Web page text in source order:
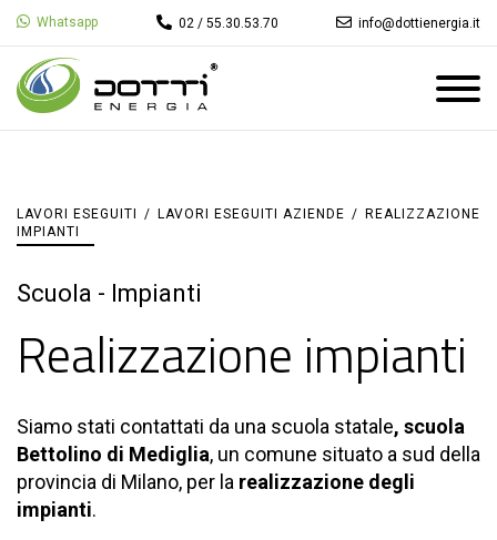
Whatsapp 02 / 55.30.53.70 info@dottienergia.it
LAVORI ESEGUITI / LAVORI ESEGUITI AZIENDE /
REALIZZAZIONE
IMPIANTI
Scuola - Impianti
Realizzazione impianti
Siamo stati contattati da una scuola statale, scuola
Bettolino di Mediglia, un comune situato a sud della
provincia di Milano, per la realizzazione degli
impianti.